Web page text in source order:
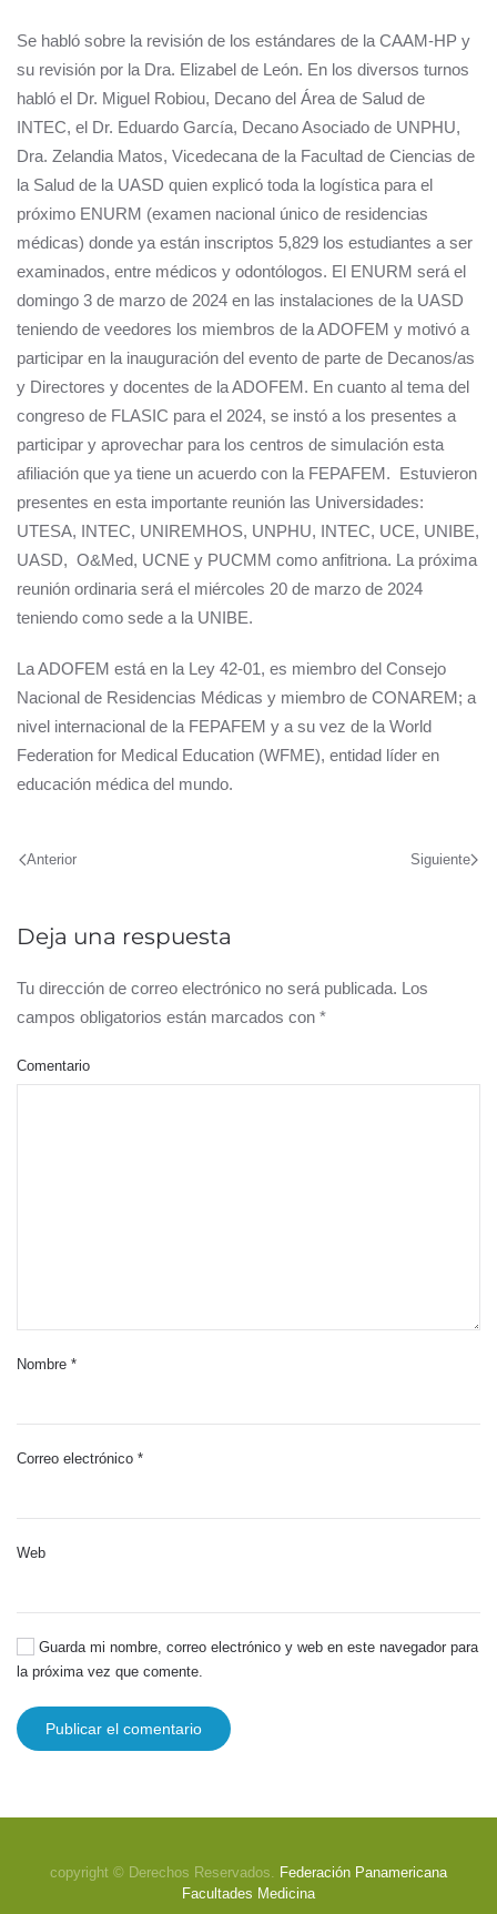
Se habló sobre la revisión de los estándares de la CAAM-HP y
su revisión por la Dra. Elizabel de León. En los diversos turnos
habló el Dr. Miguel Robiou, Decano del Área de Salud de
INTEC, el Dr. Eduardo García, Decano Asociado de UNPHU,
Dra. Zelandia Matos, Vicedecana de la Facultad de Ciencias de
la Salud de la UASD quien explicó toda la logística para el
próximo ENURM (examen nacional único de residencias
médicas) donde ya están inscriptos 5,829 los estudiantes a ser
examinados, entre médicos y odontólogos. El ENURM será el
domingo 3 de marzo de 2024 en las instalaciones de la UASD
teniendo de veedores los miembros de la ADOFEM y motivó a
participar en la inauguración del evento de parte de Decanos/as
y Directores y docentes de la ADOFEM. En cuanto al tema del
congreso de FLASIC para el 2024, se instó a los presentes a
participar y aprovechar para los centros de simulación esta
afiliación que ya tiene un acuerdo con la FEPAFEM. Estuvieron
presentes en esta importante reunión las Universidades:
UTESA, INTEC, UNIREMHOS, UNPHU, INTEC, UCE, UNIBE,
UASD, O&Med, UCNE y PUCMM como anfitriona. La próxima
reunión ordinaria será el miércoles 20 de marzo de 2024
teniendo como sede a la UNIBE.
La ADOFEM está en la Ley 42-01, es miembro del Consejo
Nacional de Residencias Médicas y miembro de CONAREM; a
nivel internacional de la FEPAFEM y a su vez de la World
Federation for Medical Education (WFME), entidad líder en
educación médica del mundo.
Anterior Siguiente
Deja una respuesta
Tu dirección de correo electrónico no será publicada. Los
campos obligatorios están marcados con *
Comentario
Nombre *
Correo electrónico *
Web
Guarda mi nombre, correo electrónico y web en este navegador para
la próxima vez que comente.
Publicar el comentario
copyright © Derechos Reservados. Federación Panamericana
Facultades Medicina